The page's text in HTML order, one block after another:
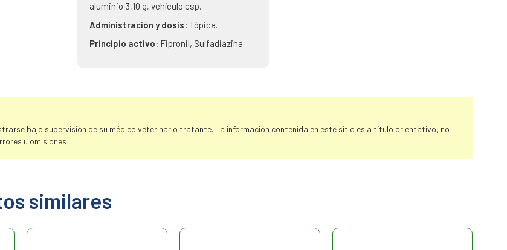
aluminio 3,10 g, vehículo csp.
Administración y dosis: Tópica.
Principio activo: Fipronil, Sulfadiazina
bajo supervisión de su médico veterinario tratante. La información contenida en este sitio es a título orientativo, no
u omisiones
similares